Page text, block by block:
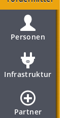
Personen
Infrastruktur
Partner